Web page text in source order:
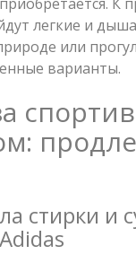
легкие и
или
варианты.
стирки и